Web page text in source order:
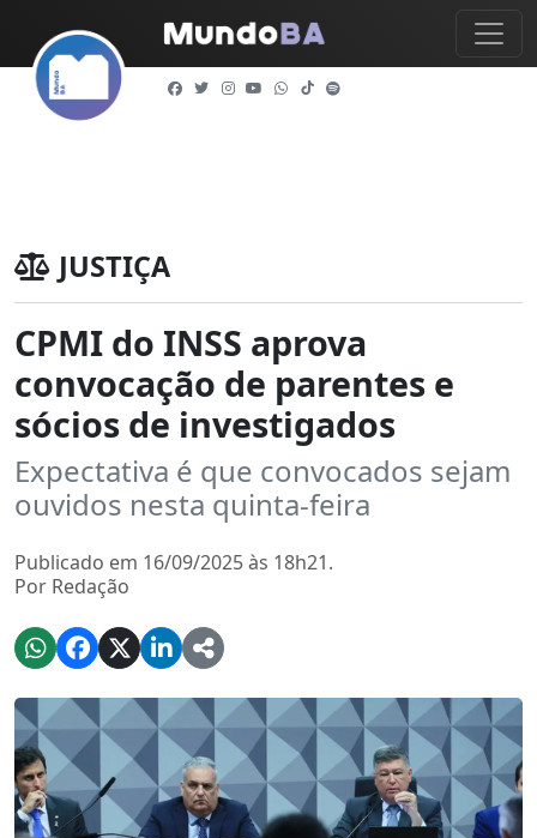
JUSTIÇA
CPMI do INSS aprova
convocação de parentes e
sócios de investigados
Expectativa é que convocados sejam
ouvidos nesta quinta-feira
Publicado em 16/09/2025 às 18h21.
Por Redação